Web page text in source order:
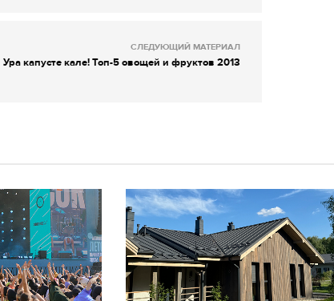
СЛЕДУЮЩИЙ МАТЕРИАЛ
Ура капусте кале! Топ-5 овощей и фруктов 2013